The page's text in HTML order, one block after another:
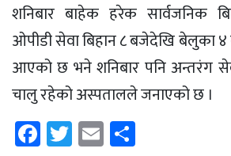
शनिबार बाहेक हरेक सार्वजनिक
ओपीडी सेवा बिहान ८ बजेदेखि बेलुका
आएको छ भने शनिबार पनि अन्तरंग
चालु रहेको अस्पतालले जनाएको छ ।
Facebook
Twitter
Email